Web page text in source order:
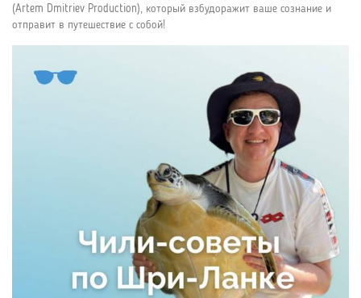
(Artem Dmitriev Production), который взбудоражит ваше сознание и
отправит в путешествие с собой!